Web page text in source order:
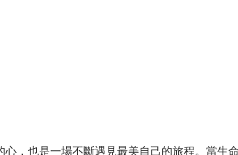
，也是一場不斷遇見最美自己的旅程。當生